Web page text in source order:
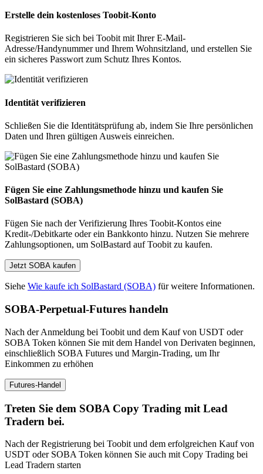
Erstelle dein kostenloses Toobit-Konto
Registrieren Sie sich bei Toobit mit Ihrer E-Mail-
Adresse/Handynummer und Ihrem Wohnsitzland, und erstellen Sie
ein sicheres Passwort zum Schutz Ihres Kontos.
Identität verifizieren
Schließen Sie die Identitätsprüfung ab, indem Sie Ihre persönlichen
Daten und Ihren gültigen Ausweis einreichen.
Fügen Sie eine Zahlungsmethode hinzu und kaufen Sie
SolBastard (SOBA)
Fügen Sie nach der Verifizierung Ihres Toobit-Kontos eine
Kredit-/Debitkarte oder ein Bankkonto hinzu. Nutzen Sie mehrere
Zahlungsoptionen, um SolBastard auf Toobit zu kaufen.
Jetzt SOBA kaufen
Siehe Wie kaufe ich SolBastard (SOBA) für weitere Informationen.
SOBA-Perpetual-Futures handeln
Nach der Anmeldung bei Toobit und dem Kauf von USDT oder
SOBA Token können Sie mit dem Handel von Derivaten beginnen,
einschließlich SOBA Futures und Margin-Trading, um Ihr
Einkommen zu erhöhen
Futures-Handel
Treten Sie dem SOBA Copy Trading mit Lead
Tradern bei.
Nach der Registrierung bei Toobit und dem erfolgreichen Kauf von
USDT oder SOBA Token können Sie auch mit Copy Trading bei
Lead Tradern starten